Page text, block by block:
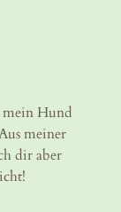
mein Hund
meiner
dir aber